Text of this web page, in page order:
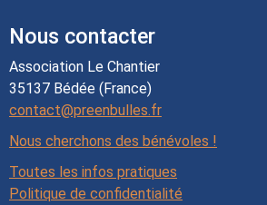
Nous contacter
Association Le Chantier
35137 Bédée (France)
contact@preenbulles.fr
Nous cherchons des bénévoles !
Toutes les infos pratiques
Politique de confidentialité